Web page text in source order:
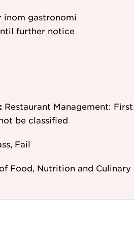
inom gastronomi
further notice
Restaurant Management: First
be classified
Fail
Food, Nutrition and Culinary